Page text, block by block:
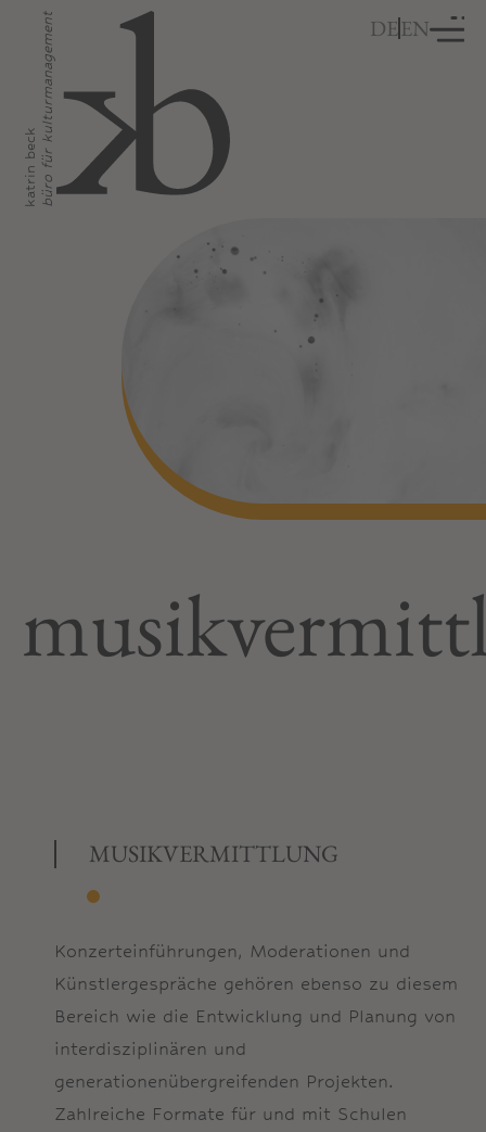
katrin beckbüro für kulturmanagement DEEN
MUSIKVERMITTLUNG
Konzerteinführungen, Moderationen und
Künstlergespräche gehören ebenso zu diesem
Bereich wie die Entwicklung und Planung von
interdisziplinären und
generationenübergreifenden Projekten.
Zahlreiche Formate für und mit Schulen